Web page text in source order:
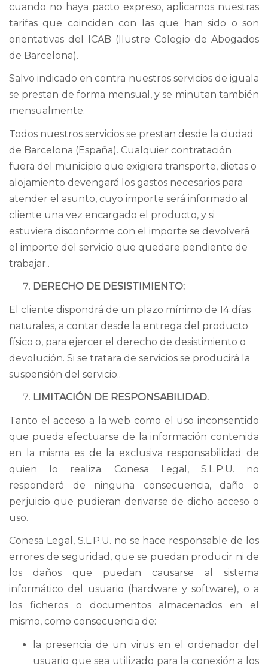
cuando no haya pacto expreso, aplicamos nuestras
tarifas que coinciden con las que han sido o son
orientativas del ICAB (Ilustre Colegio de Abogados
de Barcelona).
Salvo indicado en contra nuestros servicios de iguala
se prestan de forma mensual, y se minutan también
mensualmente.
Todos nuestros servicios se prestan desde la ciudad
de Barcelona (España). Cualquier contratación
fuera del municipio que exigiera transporte, dietas o
alojamiento devengará los gastos necesarios para
atender el asunto, cuyo importe será informado al
cliente una vez encargado el producto, y si
estuviera disconforme con el importe se devolverá
el importe del servicio que quedare pendiente de
trabajar..
DERECHO DE DESISTIMIENTO:
El cliente dispondrá de un plazo mínimo de 14 días
naturales, a contar desde la entrega del producto
físico o, para ejercer el derecho de desistimiento o
devolución. Si se tratara de servicios se producirá la
suspensión del servicio..
LIMITACIÓN DE RESPONSABILIDAD.
Tanto el acceso a la web como el uso inconsentido
que pueda efectuarse de la información contenida
en la misma es de la exclusiva responsabilidad de
quien lo realiza. Conesa Legal, S.L.P.U. no
responderá de ninguna consecuencia, daño o
perjuicio que pudieran derivarse de dicho acceso o
uso.
Conesa Legal, S.L.P.U. no se hace responsable de los
errores de seguridad, que se puedan producir ni de
los daños que puedan causarse al sistema
informático del usuario (hardware y software), o a
los ficheros o documentos almacenados en el
mismo, como consecuencia de:
la presencia de un virus en el ordenador del
usuario que sea utilizado para la conexión a los